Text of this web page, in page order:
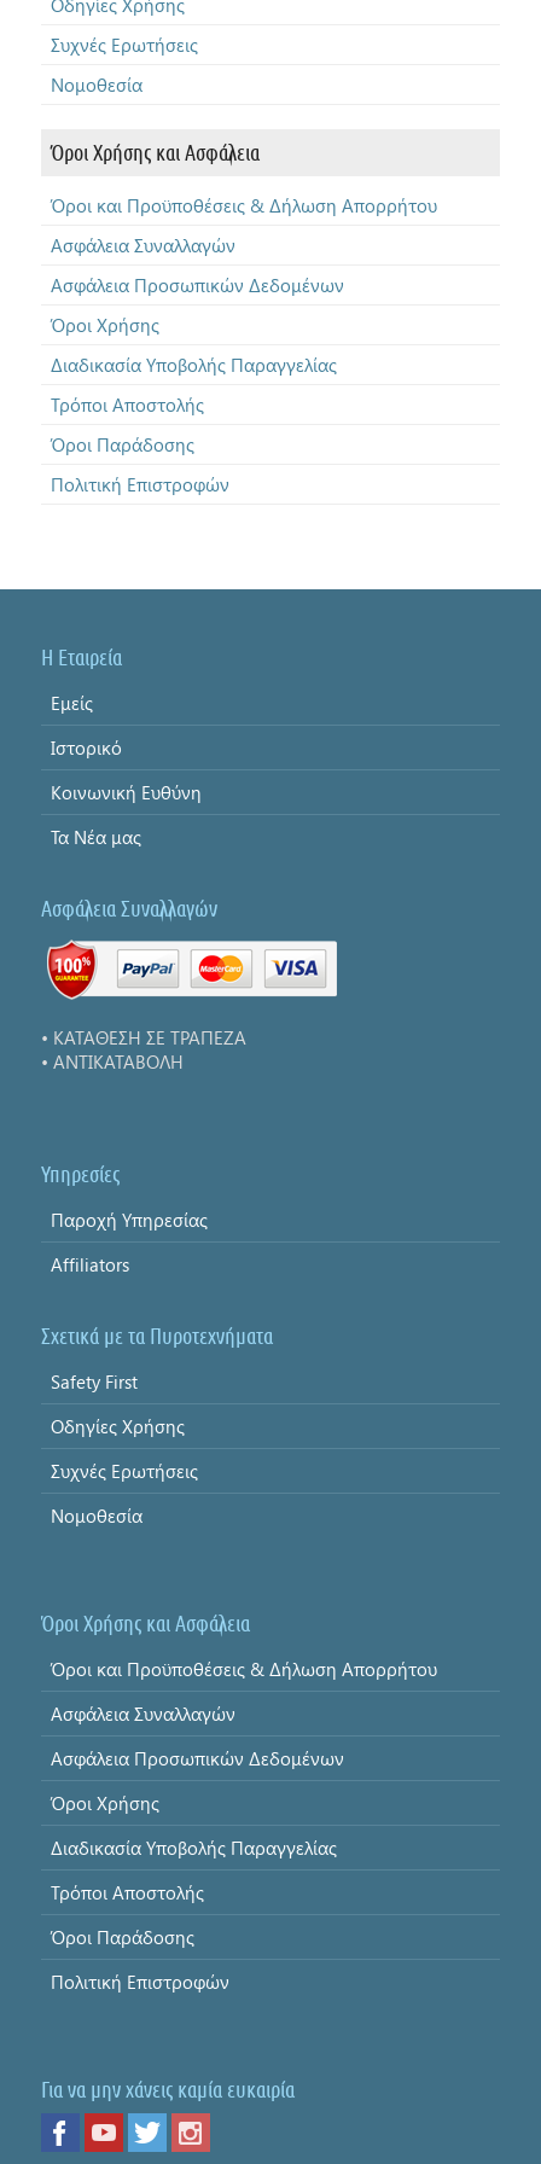
Συχνές Ερωτήσεις
Νομοθεσία
Όροι Χρήσης και Ασφάλεια
Όροι και Προϋποθέσεις & Δήλωση Απορρήτου
Ασφάλεια Συναλλαγών
Ασφάλεια Προσωπικών Δεδομένων
Όροι Χρήσης
Διαδικασία Υποβολής Παραγγελίας
Τρόποι Αποστολής
Όροι Παράδοσης
Πολιτική Επιστροφών
Η Εταιρεία
Εμείς
Ιστορικό
Κοινωνική Ευθύνη
Τα Νέα μας
Ασφάλεια Συναλλαγών
• ΚΑΤΑΘΕΣΗ ΣΕ ΤΡΑΠΕΖΑ
• ΑΝΤΙΚΑΤΑΒΟΛΗ
Υπηρεσίες
Παροχή Υπηρεσίας
Affiliators
Σχετικά με τα Πυροτεχνήματα
Safety First
Οδηγίες Χρήσης
Συχνές Ερωτήσεις
Νομοθεσία
Όροι Χρήσης και Ασφάλεια
Όροι και Προϋποθέσεις & Δήλωση Απορρήτου
Ασφάλεια Συναλλαγών
Ασφάλεια Προσωπικών Δεδομένων
Όροι Χρήσης
Διαδικασία Υποβολής Παραγγελίας
Τρόποι Αποστολής
Όροι Παράδοσης
Πολιτική Επιστροφών
Για να μην χάνεις καμία ευκαιρία